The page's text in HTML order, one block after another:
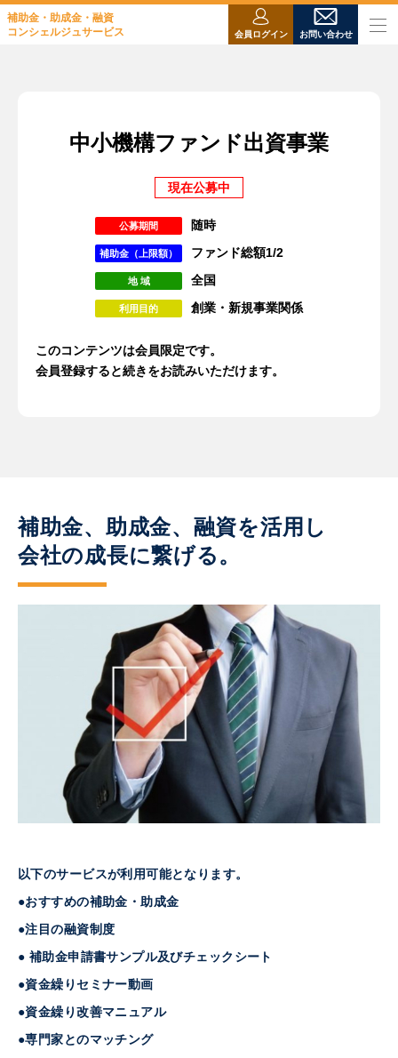
補助金・助成金・融資
コンシェルジュサービス
会員ログイン お問い合わせ
中小機構ファンド出資事業
現在公募中
公募期間 随時
補助金（上限額） ファンド総額1/2
地 域 全国
利用目的 創業・新規事業関係
このコンテンツは会員限定です。
会員登録すると続きをお読みいただけます。
補助金、助成金、融資を活用し
会社の成長に繋げる。
以下のサービスが利用可能となります。
●おすすめの補助金・助成金
●注目の融資制度
● 補助金申請書サンプル及びチェックシート
●資金繰りセミナー動画
●資金繰り改善マニュアル
●専門家とのマッチング